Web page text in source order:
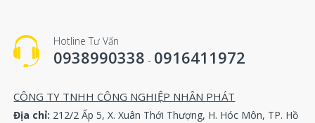
Hotline Tư Vấn
0938990338 - 0916411972
CÔNG TY TNHH CÔNG NGHIỆP NHÂN PHÁT
Địa chỉ: 212/2 Ấp 5, X. Xuân Thới Thượng, H. Hóc Môn, TP. Hồ